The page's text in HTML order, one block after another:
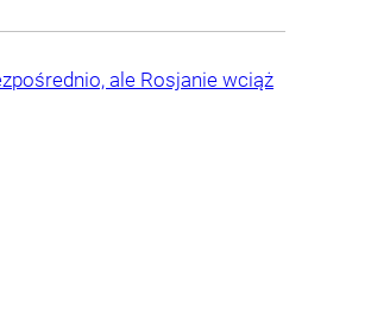
ale Rosjanie wciąż